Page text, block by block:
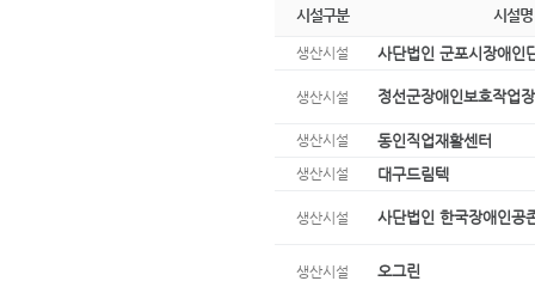
시설구분 시설명
생산시설 사단법인 군포시장애인
생산시설 정선군장애인보호작업장
생산시설 동인직업재활센터
생산시설 대구드림텍
생산시설 사단법인 한국장애인공
생산시설 오그린